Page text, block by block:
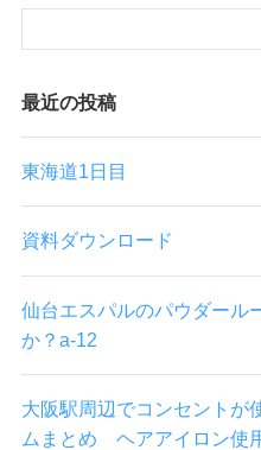
最近の投稿
東海道1日目
資料ダウンロード
仙台エスパルのパウダール
か？a-12
大阪駅周辺でコンセントが
ムまとめ ヘアアイロン使